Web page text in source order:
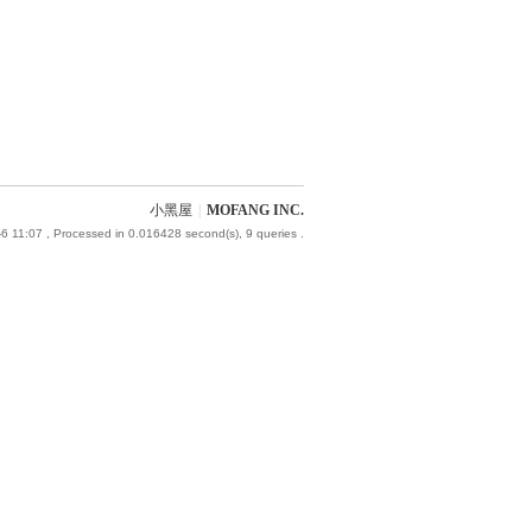
小黑屋 MOFANG INC.
11:07 , Processed in 0.016428 second(s), 9 queries .